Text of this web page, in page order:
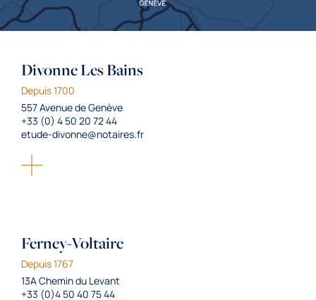
Divonne Les Bains
Depuis 1700
557 Avenue de Genève
+33 (0) 4 50 20 72 44
etude-divonne@notaires.fr
Ferney-Voltaire
Depuis 1767
13A Chemin du Levant
+33 (0)4 50 40 75 44